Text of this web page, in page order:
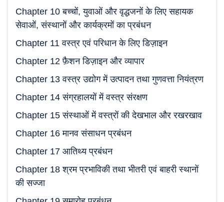
Chapter 10 बच्चों, युवाओं और वृद्धजनों के लिए सहायक
सेवाओं, संस्थानों और कार्यक्रमों का प्रबंधन
Chapter 11 वस्त्र एवं परिधान के लिए डिज़ाइन
Chapter 12 फ़ैशन डिज़ाइन और व्यापार
Chapter 13 वस्त्र उद्योग में उत्पादन तथा गुणवत्ता नियंत्रण
Chapter 14 संग्रहालयों में वस्त्र संरक्षण
Chapter 15 संस्थाओं में वस्त्रों की देखभाल और रखरखाव
Chapter 16 मानव संसाधन प्रबंधन
Chapter 17 आतिथ्य प्रबंधन
Chapter 18 श्रम प्रभाविकी तथा भीतरी एवं बाहरी स्थानों
की सज्जा